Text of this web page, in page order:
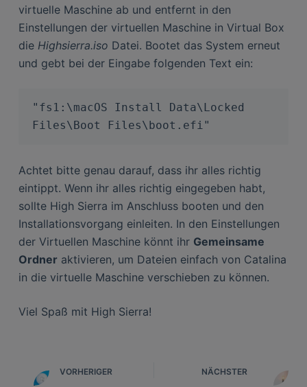
virtuelle Maschine ab und entfernt in den
Einstellungen der virtuellen Maschine in Virtual Box
die Highsierra.iso Datei. Bootet das System erneut
und gebt bei der Eingabe folgenden Text ein:
"fs1:\macOS Install Data\Locked
Files\Boot Files\boot.efi"
Achtet bitte genau darauf, dass ihr alles richtig
eintippt. Wenn ihr alles richtig eingegeben habt,
sollte High Sierra im Anschluss booten und den
Installationsvorgang einleiten. In den Einstellungen
der Virtuellen Maschine könnt ihr Gemeinsame
Ordneraktivieren, um Dateien einfach von Catalina
in die virtuelle Maschine verschieben zu können.
Viel Spaß mit High Sierra!
VORHERIGER NÄCHSTER